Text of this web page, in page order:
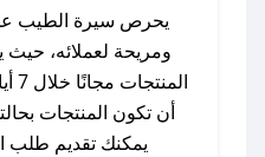
للحصول على
يحرص سيرة الطيب
ومريحة لعملائه، حيث
أن تكون المنتجات
يمكنك تقديم طلب